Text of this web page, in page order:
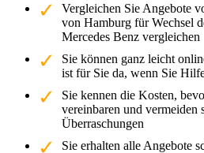
Vergleichen Sie Angebote
von Hamburg für Wechsel
Mercedes Benz vergleichen
Sie können ganz leicht
ist für Sie da, wenn Sie
Sie kennen die Kosten,
vereinbaren und vermeiden
Überraschungen
Sie erhalten alle Angebote